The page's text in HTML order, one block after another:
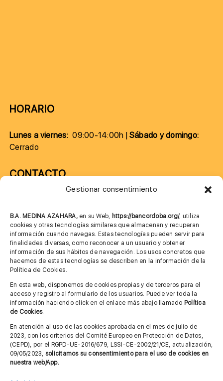
Gestionar consentimiento
B.A. MEDINA AZAHARA, en su Web, https://bancordoba.org/, utiliza
cookies y otras tecnologías similares que almacenan y recuperan
información cuando navegas. Estas tecnologías pueden servir para
finalidades diversas, como reconocer a un usuario y obtener
información de sus hábitos de navegación. Los usos concretos que
hacemos de estas tecnologías se describen en la información de la
Política de Cookies.
En esta web, disponemos de cookies propias y de terceros para el
acceso y registro al formulario de los usuarios. Puede ver toda la
información haciendo click en el enlace más abajo llamado Política
de Cookies.
En atención al uso de las cookies aprobada en el mes de julio de
2023, con los criterios del Comité Europeo en Protección de Datos,
(CEPD), por el RGPD-UE-2016/679, LSSI-CE-2002/21/CE, actualización,
09/05/2023, solicitamos su consentimiento para el uso de cookies en
nuestra web/App.
HORARIO
Lunes a viernes:09:00-14:00h |Sábado y domingo:
Cerrado
CONTACTO
685 901 226
MÁS INFORMACIÓN
Aviso legal
Política de privacidad
Cita previa FAGA